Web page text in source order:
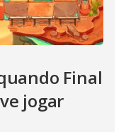
Final
jogar